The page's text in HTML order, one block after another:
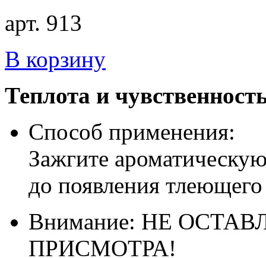
арт. 913
В корзину
Теплота и
Способ применения:
Зажгите
до появления
Внимание: НЕ
ПРИСМОТРА!